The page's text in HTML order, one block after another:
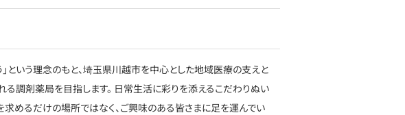
という理念のもと、埼玉県川越市を中心とした地域医療の支えと
る調剤薬局を目指します。 日常生活に彩りを添えるこだわりぬい
めるだけの場所ではなく、ご興味のある皆さまに足を運んでい